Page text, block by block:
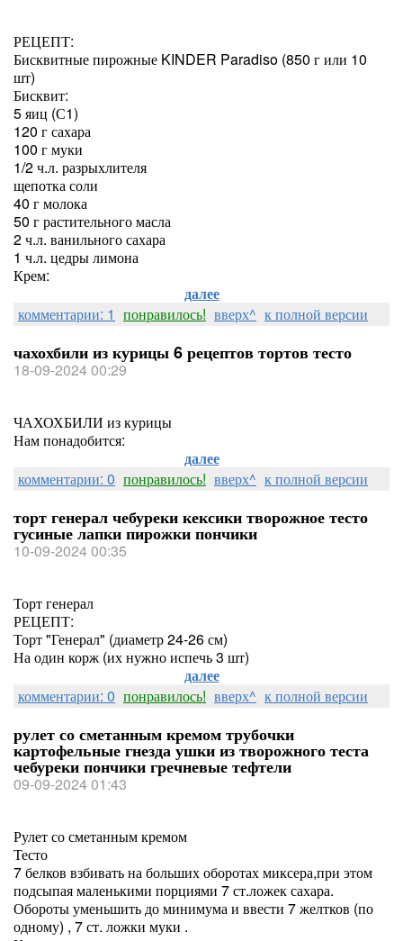
РЕЦЕПТ:
Бисквитные пирожные KINDER Paradiso (850 г или 10
шт)
Бисквит:
5 яиц (С1)
120 г сахара
100 г муки
1/2 ч.л. разрыхлителя
щепотка соли
40 г молока
50 г растительного масла
2 ч.л. ванильного сахара
1 ч.л. цедры лимона
Крем:
далее
комментарии: 1 понравилось! вверх^ к полной версии
чахохбили из курицы 6 рецептов тортов тесто
18-09-2024 00:29
ЧАХОХБИЛИ из курицы
Нам понадобится:
далее
комментарии: 0 понравилось! вверх^ к полной версии
торт генерал чебуреки кексики творожное тесто
гусиные лапки пирожки пончики
10-09-2024 00:35
Торт генерал
РЕЦЕПТ:
Торт "Генерал" (диаметр 24-26 см)
На один корж (их нужно испечь 3 шт)
далее
комментарии: 0 понравилось! вверх^ к полной версии
рулет со сметанным кремом трубочки
картофельные гнезда ушки из творожного теста
чебуреки пончики гречневые тефтели
09-09-2024 01:43
Рулет со сметанным кремом
Тесто
7 белков взбивать на больших оборотах миксера,при этом
подсыпая маленькими порциями 7 ст.ложек сахара.
Обороты уменьшить до минимума и ввести 7 желтков (по
одному) , 7 ст. ложки муки .